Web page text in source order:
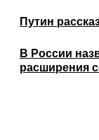
Путин
В России
расширения